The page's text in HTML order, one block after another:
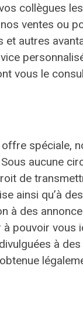
collègues
ventes ou
autres
vous le
spéciale,
aucune
de
ainsi qu’à
à des
pouvoir vous
à